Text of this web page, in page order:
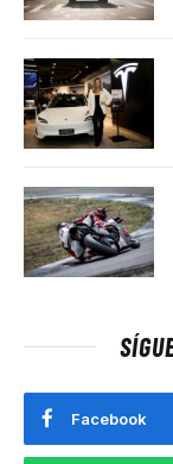
Facebook